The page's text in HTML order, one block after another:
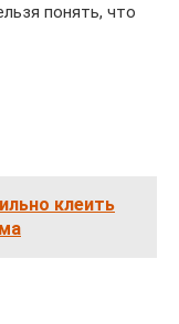
понять, что
клеить